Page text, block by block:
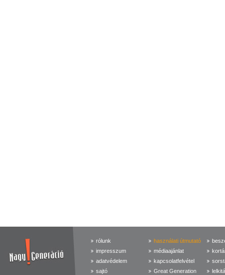
rólunk
impresszum
adatvédelem
sajtó
használati útmutató
médiaajánlat
kapcsolatfelvétel
Great Generation